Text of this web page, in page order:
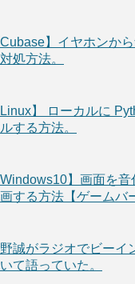
Cubase】イヤホンか
処方法。
Linux】 ローカルに
する方法。
Windows10】画面を
する方法【ゲームバ
誠がラジオでビーイ
て語っていた。